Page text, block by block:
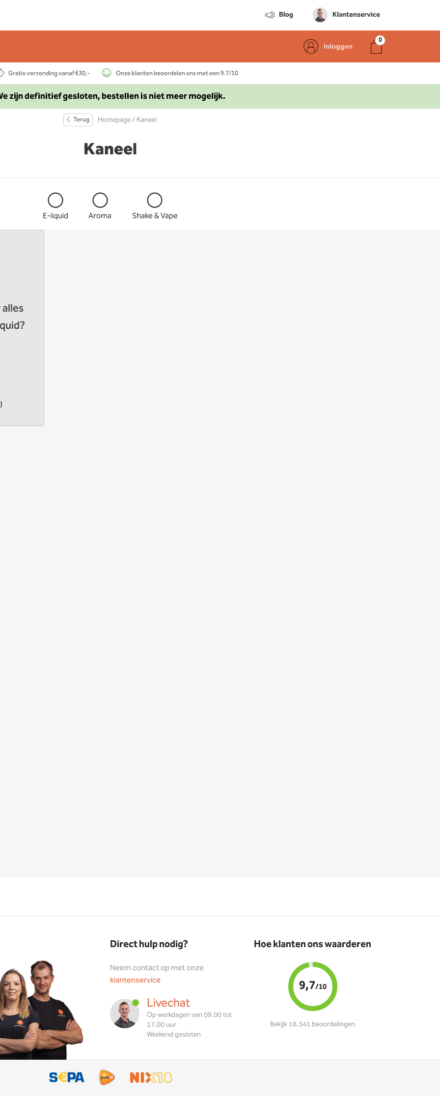
Blog Klantenservice
Inloggen
Gratis verzending vanaf €30,- Onze klanten beoordelen ons met een 9.7/10
zijn definitief gesloten, bestellen is niet meer mogelijk.
Terug Homepage/ Kaneel
Kaneel
E-liquid Aroma Shake & Vape
Direct hulp nodig?
Neem contact op met onze
klantenservice
Livechat
Op werkdagen van 09.00 tot
17.00 uur
Weekend gesloten
Hoe klanten ons waarderen
9,7/10
Bekijk 18.341 beoordelingen